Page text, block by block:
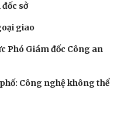
rời trên điện thoại?
AI tại Ấn Độ
cơ sở điện toán AI lớn